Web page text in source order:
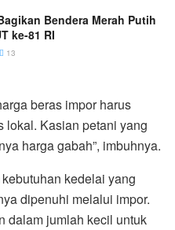
Bendera Merah Putih
ke-81 RI
13
beras impor harus
lokal. Kasian petani yang
harga gabah”, imbuhnya.
kedelai yang
dipenuhi melalui impor.
dalam jumlah kecil untuk